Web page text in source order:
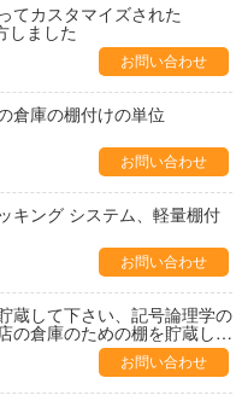
てカスタマイズされた
しました
お問い合わせ
倉庫の棚付けの単位
お問い合わせ
キング システム、軽量棚付
お問い合わせ
蔵して下さい、記号論理学の
の倉庫のための棚を貯蔵して
お問い合わせ